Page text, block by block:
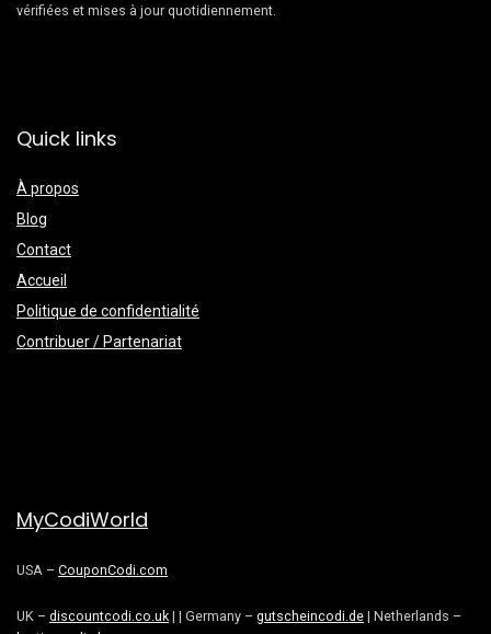
vérifiées et mises à jour quotidiennement.
Quick links
À propos
Blog
Contact
Accueil
Politique de confidentialité
Contribuer / Partenariat
MyCodiWorld
USA – CouponCodi.com
UK – discountcodi.co.uk | | Germany – gutscheincodi.de | Netherlands –